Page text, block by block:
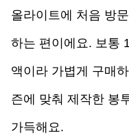
올라이트에 처음 방
하는 편이에요. 보통
액이라 가볍게 구매
즌에 맞춰 제작한 봉
가득해요.